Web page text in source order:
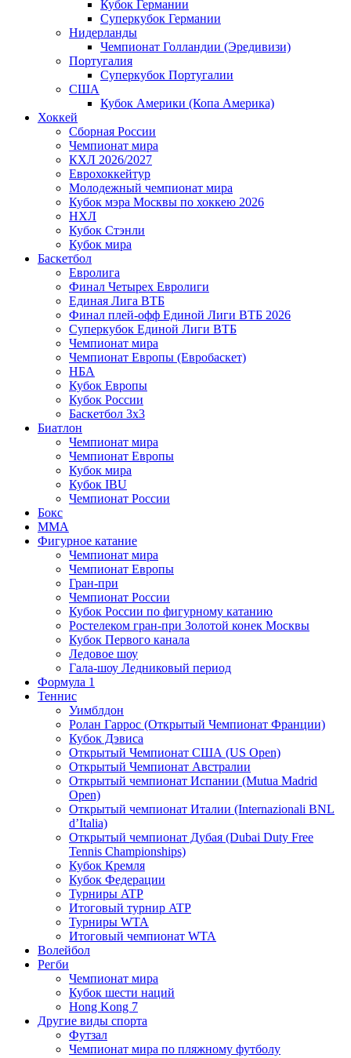
Кубок Германии
Суперкубок Германии
Нидерланды
Чемпионат Голландии (Эредивизи)
Португалия
Суперкубок Португалии
США
Кубок Америки (Копа Америка)
Хоккей
Сборная России
Чемпионат мира
КХЛ 2026/2027
Еврохоккейтур
Молодежный чемпионат мира
Кубок мэра Москвы по хоккею 2026
НХЛ
Кубок Стэнли
Кубок мира
Баскетбол
Евролига
Финал Четырех Евролиги
Единая Лига ВТБ
Финал плей-офф Единой Лиги ВТБ 2026
Суперкубок Единой Лиги ВТБ
Чемпионат мира
Чемпионат Европы (Евробаскет)
НБА
Кубок Европы
Кубок России
Баскетбол 3х3
Биатлон
Чемпионат мира
Чемпионат Европы
Кубок мира
Кубок IBU
Чемпионат России
Бокс
MMA
Фигурное катание
Чемпионат мира
Чемпионат Европы
Гран-при
Чемпионат России
Кубок России по фигурному катанию
Ростелеком гран-при Золотой конек Москвы
Кубок Первого канала
Ледовое шоу
Гала-шоу Ледниковый период
Формула 1
Теннис
Уимблдон
Ролан Гаррос (Открытый Чемпионат Франции)
Кубок Дэвиса
Открытый Чемпионат США (US Open)
Открытый Чемпионат Австралии
Открытый чемпионат Испании (Mutua Madrid
Open)
Открытый чемпионат Италии (Internazionali BNL
d’Italia)
Открытый чемпионат Дубая (Dubai Duty Free
Tennis Championships)
Кубок Кремля
Кубок Федерации
Турниры ATP
Итоговый турнир ATP
Турниры WTA
Итоговый чемпионат WTA
Волейбол
Регби
Чемпионат мира
Кубок шести наций
Hong Kong 7
Другие виды спорта
Футзал
Чемпионат мира по пляжному футболу